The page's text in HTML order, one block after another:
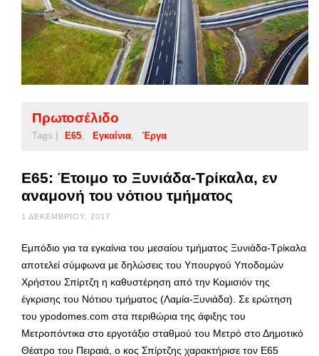
Πρωτοσέλιδο
Tags | Ε65 Εγκαίνια Έργα
Ε65: Έτοιμο το Ξυνιάδα-Τρίκαλα, εν
αναμονή του νότιου τμήματος
1 ΔΕΚΕΜΒΡΊΟΥ, 2017
Εμπόδιο για τα εγκαίνια του μεσαίου τμήματος Ξυνιάδα-Τρίκαλα
αποτελεί σύμφωνα με δηλώσεις του Υπουργού Υποδομών
Χρήστου Σπίρτζη η καθυστέρηση από την Κομισιόν της
έγκρισης του Νότιου τμήματος (Λαμία-Ξυνιάδα). Σε ερώτηση
του ypodomes.com στα περιθώρια της άφιξης του
Μετροπόντικα στο εργοτάξιο σταθμού του Μετρό στο Δημοτικό
Θέατρο του Πειραιά, ο κος Σπίρτζης χαρακτήρισε τον Ε65